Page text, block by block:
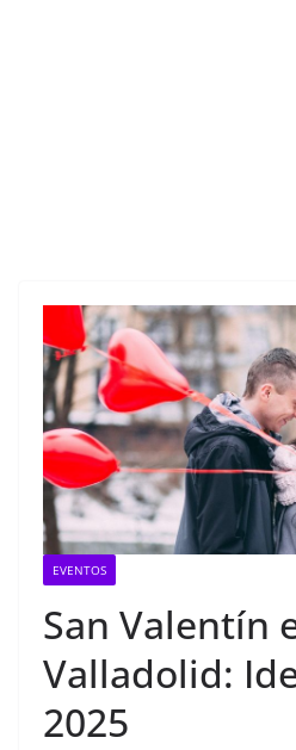
EVENTOS
San Valentín
Valladolid:
2025